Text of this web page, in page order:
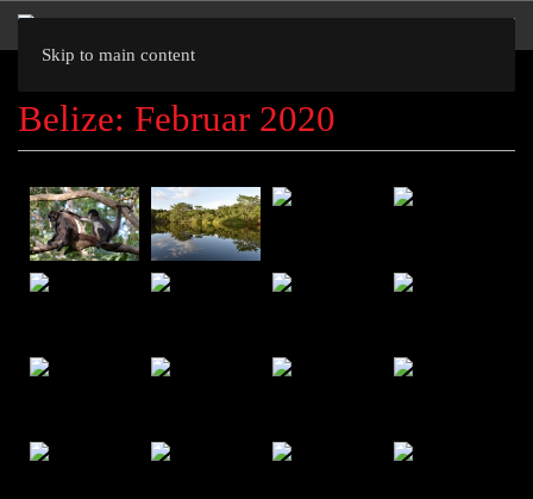
Skip to main content
Belize: Februar 2020